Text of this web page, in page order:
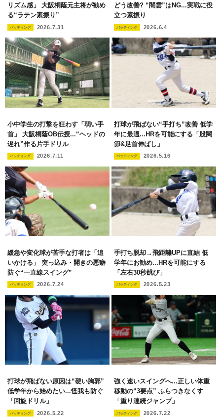
リズム感」 大阪桐蔭元主将が勧め
る“ラテン素振り”
バッティング 2026.7.31
どう改善? “闇雲”はNG...実戦に役
立つ素振り
バッティング 2026.6.4
小中学生の打撃を狂わす「弱い手
首」 大阪桐蔭OB伝授...“ヘッドの
遅れ”作る片手ドリル
バッティング 2026.7.11
打球が飛ばない“手打ち”改善 低学
年に最適...HRを可能にする「股関
節&足首伸ばし」
バッティング 2026.5.16
緩急や変化球が苦手な打者は「追
いかける」 突っ込み・開きの悪癖
防ぐ“一直線スイング”
バッティング 2026.7.24
手打ち脱却→飛距離UPに直結 低
学年にお勧め...HRを可能にする
「左右30秒跳び」
バッティング 2026.5.23
打球が飛ばない原因は“硬い胸郭”
低学年から始めたい...怪我も防ぐ
「回旋ドリル」
バッティング 2026.5.22
強く速いスイングへ...正しい体重
移動の“3要点” ふらつきなくす
「重り連続ジャンプ」
バッティング 2026.7.22